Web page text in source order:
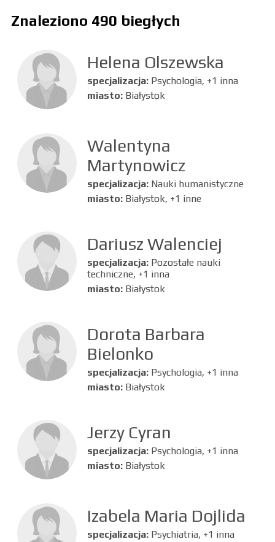
Znaleziono 490 biegłych
Helena Olszewska
specjalizacja: Psychologia, +1 inna
miasto: Białystok
Walentyna
Martynowicz
specjalizacja: Nauki humanistyczne
miasto: Białystok, +1 inne
Dariusz Walenciej
specjalizacja: Pozostałe nauki
techniczne, +1 inna
miasto: Białystok
Dorota Barbara
Bielonko
specjalizacja: Psychologia, +1 inna
miasto: Białystok
Jerzy Cyran
specjalizacja: Psychologia, +1 inna
miasto: Białystok
Izabela Maria Dojlida
specjalizacja: Psychiatria, +1 inna